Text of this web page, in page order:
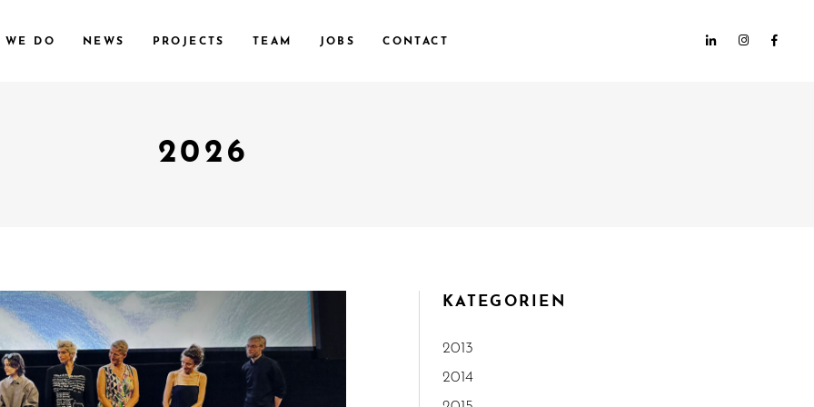
WE DO NEWS PROJECTS TEAM JOBS CONTACT
2026
KATEGORIEN
2013
2014